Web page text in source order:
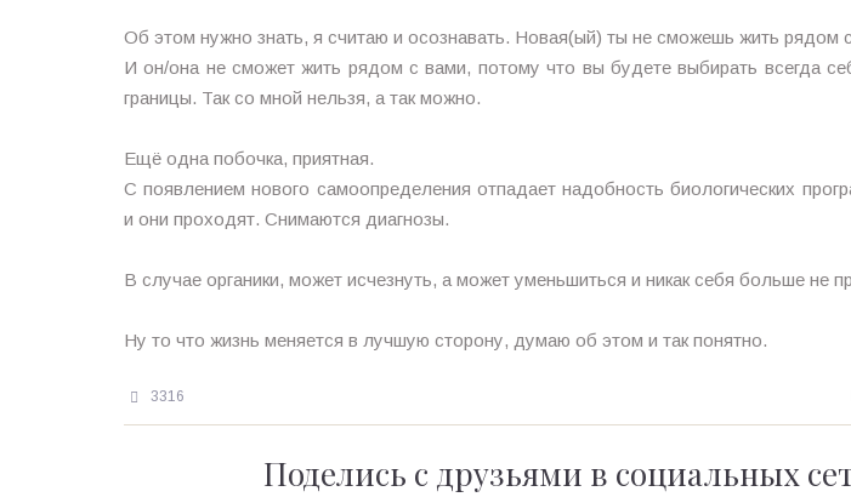
Об этом нужно знать, я считаю и осознавать. Новая(ый) ты не сможешь жить рядом
И он/она не сможет жить рядом с вами, потому что вы будете выбирать всегда
границы. Так со мной нельзя, а так можно.
Ещё одна побочка, приятная.
С появлением нового самоопределения отпадает надобность биологических
и они проходят. Снимаются диагнозы.
В случае органики, может исчезнуть, а может уменьшиться и никак себя больше не
Ну то что жизнь меняется в лучшую сторону, думаю об этом и так понятно.
3316
Поделись с друзьями в социальных